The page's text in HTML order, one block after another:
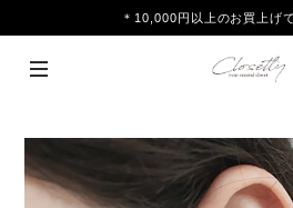
＊10,000円以上のお買上げ